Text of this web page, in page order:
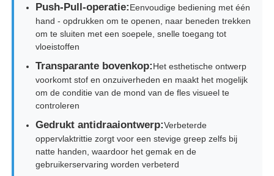
Thuis
Over ons
Fabrieksreis
Push-Pull-operatie:Eenvoudige bediening met één
hand - opdrukken om te openen, naar beneden trekken
om te sluiten met een soepele, snelle toegang tot
vloeistoffen
Transparante bovenkop:Het esthetische ontwerp
voorkomt stof en onzuiverheden en maakt het mogelijk
om de conditie van de mond van de fles visueel te
controleren
Gedrukt antidraaiontwerp:Verbeterde
oppervlaktrittie zorgt voor een stevige greep zelfs bij
natte handen, waardoor het gemak en de
gebruikerservaring worden verbeterd